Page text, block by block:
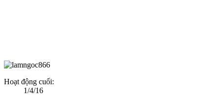
Hoạt động cuối:
1/4/16